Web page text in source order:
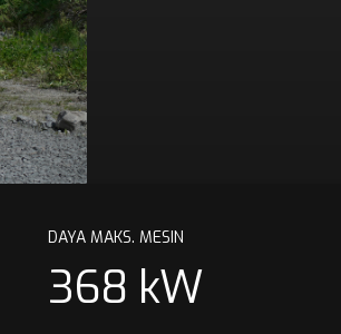
DAYA MAKS. MESIN
368 kW